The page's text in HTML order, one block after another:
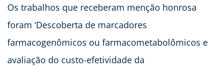
Os trabalhos que receberam menção honrosa
foram ‘Descoberta de marcadores
farmacogenômicos ou farmacometabolômicos e
avaliação do custo-efetividade da